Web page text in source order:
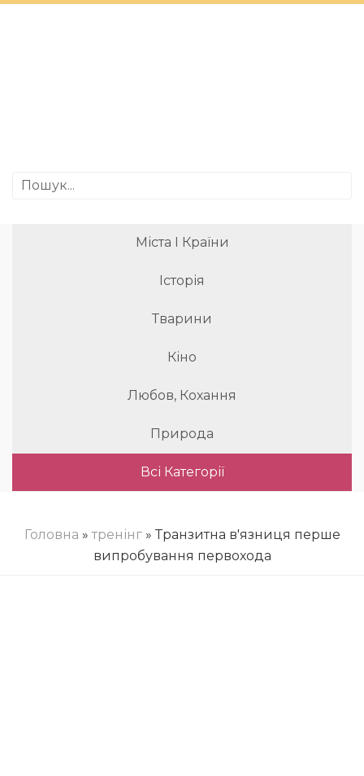
Міста І Країни
Історія
Тварини
Кіно
Любов, Кохання
Природа
Всі Категорії
Головна »тренінг» Транзитна в'язниця перше
випробування первохода